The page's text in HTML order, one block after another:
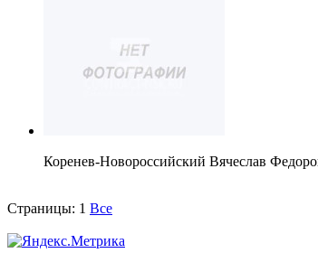
Коренев-Новороссийский Вячеслав
Страницы: 1 Все